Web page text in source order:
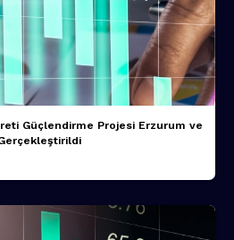
Güçlendirme Projesi Erzurum ve